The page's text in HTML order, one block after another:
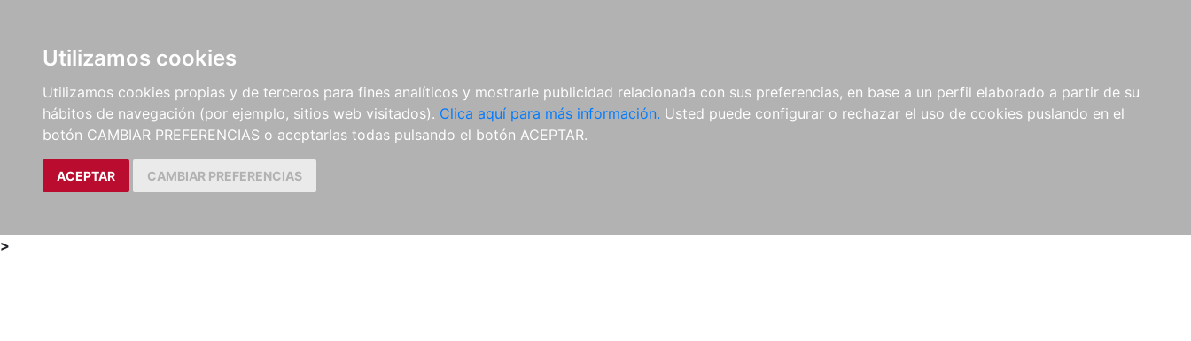
Utilizamos cookies
Utilizamos cookies propias y de terceros para fines analíticos y mostrarle publicidad relacionada con sus preferencias, en base a un perfil elaborado a partir de su
hábitos de navegación (por ejemplo, sitios web visitados). Clica aquí para más información. Usted puede configurar o rechazar el uso de cookies puslando en el
botón CAMBIAR PREFERENCIAS o aceptarlas todas pulsando el botón ACEPTAR.
ACEPTAR CAMBIAR PREFERENCIAS
LIBROS
MÉTODOS Y
EJERCICIOS
PARTITURAS Y EDICIONES
CRÍTICAS
REVISTAS
CDS Y
DVDS
MATERIAL
COMPLEMENTARIO
NOVEDADES NOTICIAS
COMPRAS
INSTITUCIONALES
>